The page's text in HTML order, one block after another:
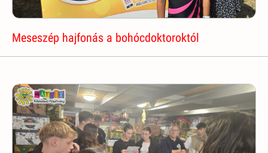
Meseszép hajfonás a bohócdoktoroktól